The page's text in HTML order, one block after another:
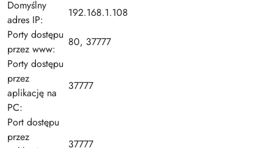
Domyślny
adres IP:
192.168.1.108
Porty dostępu
przez www:
80, 37777
Porty dostępu
przez
aplikację na
PC:
37777
Port dostępu
przez
37777